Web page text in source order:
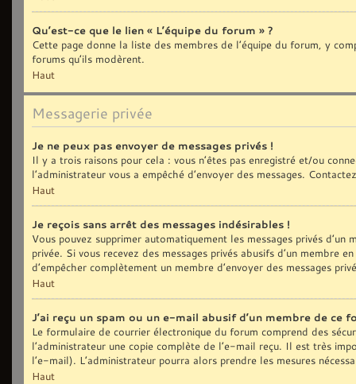
Qu’est-ce que le lien « L’équipe du forum » ?
Cette page donne la liste des membres de l’équipe du forum, y
forums qu’ils modèrent.
Haut
Messagerie privée
Je ne peux pas envoyer de messages privés !
Il y a trois raisons pour cela : vous n’êtes pas enregistré et/ou
l’administrateur vous a empêché d’envoyer des messages.
Haut
Je reçois sans arrêt des messages indésirables !
Vous pouvez supprimer automatiquement les messages privés
privée. Si vous recevez des messages privés abusifs d’un
d’empêcher complètement un membre d’envoyer des messages
Haut
J’ai reçu un spam ou un e-mail abusif d’un membre de ce
Le formulaire de courrier électronique du forum comprend des
l’administrateur une copie complète de l’e-mail reçu. Il est très
l’e-mail). L’administrateur pourra alors prendre les mesures
Haut